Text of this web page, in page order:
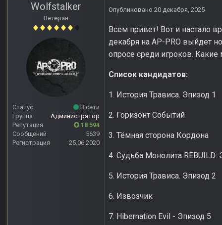
Wolfstalker
Ветеран
Статус
В сети
Группа
Администратор
Репутация
18 594
Сообщений
5639
Регистрация
25.06.2020
Опубликовано 20 декабря, 2025
Всем привет! Вот и настало
декабря на AP-PRO выйдет
опросе среди игроков.
Список кандидатов:
1. История Трависа. Эпизод 1
2. Горизонт Событий
3. Тёмная сторона Кордона
4. Судьба Монолита
5. История Трависа. Эпизод 2
6. Извозчик
7. Hibernation Evil - Эпизод 5